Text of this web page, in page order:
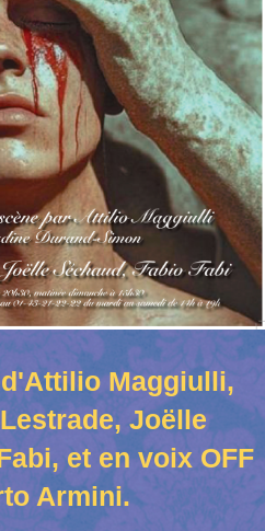
Maggiulli,
Joëlle
et en voix OFF
Armini.